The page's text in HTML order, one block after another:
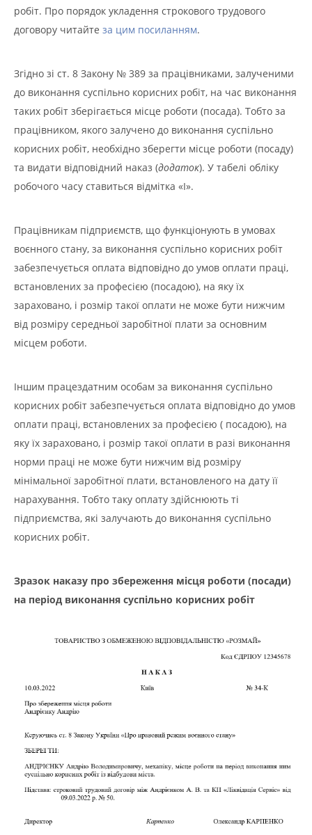
робіт. Про порядок укладення строкового трудового
договору читайте за цим посиланням.
Згідно зі ст. 8 Закону № 389 за працівниками, залученими
до виконання суспільно корисних робіт, на час виконання
таких робіт зберігається місце роботи (посада). Тобто за
працівником, якого залучено до виконання суспільно
корисних робіт, необхідно зберегти місце роботи (посаду)
та видати відповідний наказ (додаток). У табелі обліку
робочого часу ставиться відмітка «І».
Працівникам підприємств, що функціонують в умовах
воєнного стану, за виконання суспільно корисних робіт
забезпечується оплата відповідно до умов оплати праці,
встановлених за професією (посадою), на яку їх
зараховано, і розмір такої оплати не може бути нижчим
від розміру середньої заробітної плати за основним
місцем роботи.
Іншим працездатним особам за виконання суспільно
корисних робіт забезпечується оплата відповідно до умов
оплати праці, встановлених за професією ( посадою), на
яку їх зараховано, і розмір такої оплати в разі виконання
норми праці не може бути нижчим від розміру
мінімальної заробітної плати, встановленого на дату її
нарахування. Тобто таку оплату здійснюють ті
підприємства, які залучають до виконання суспільно
корисних робіт.
Зразок наказу про збереження місця роботи (посади)
на період виконання суспільно корисних робіт